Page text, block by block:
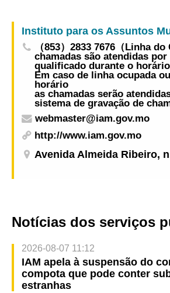
Museu do Grande Prémio de
Julho
Instituto para os Assuntos
（853）2833 7676（Linha
chamadas são atendidas por
qualificado durante o
Em caso de linha ocupada
horário
as chamadas serão
sistema de gravação de
webmaster@iam.gov.mo
http://www.iam.gov.mo
Avenida Almeida Ribeiro,
Notícias dos serviços
2026-08-07 11:12
IAM apela à suspensão do
compota que pode conter
estranhas